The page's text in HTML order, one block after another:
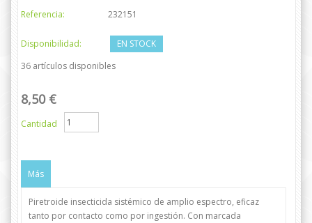
Referencia:
232151
Disponibilidad:
EN STOCK
36 artículos disponibles
8,50 €
Cantidad
Más
Piretroide insecticida sistémico de amplio espectro, eficaz
tanto por contacto como por ingestión. Con marcada